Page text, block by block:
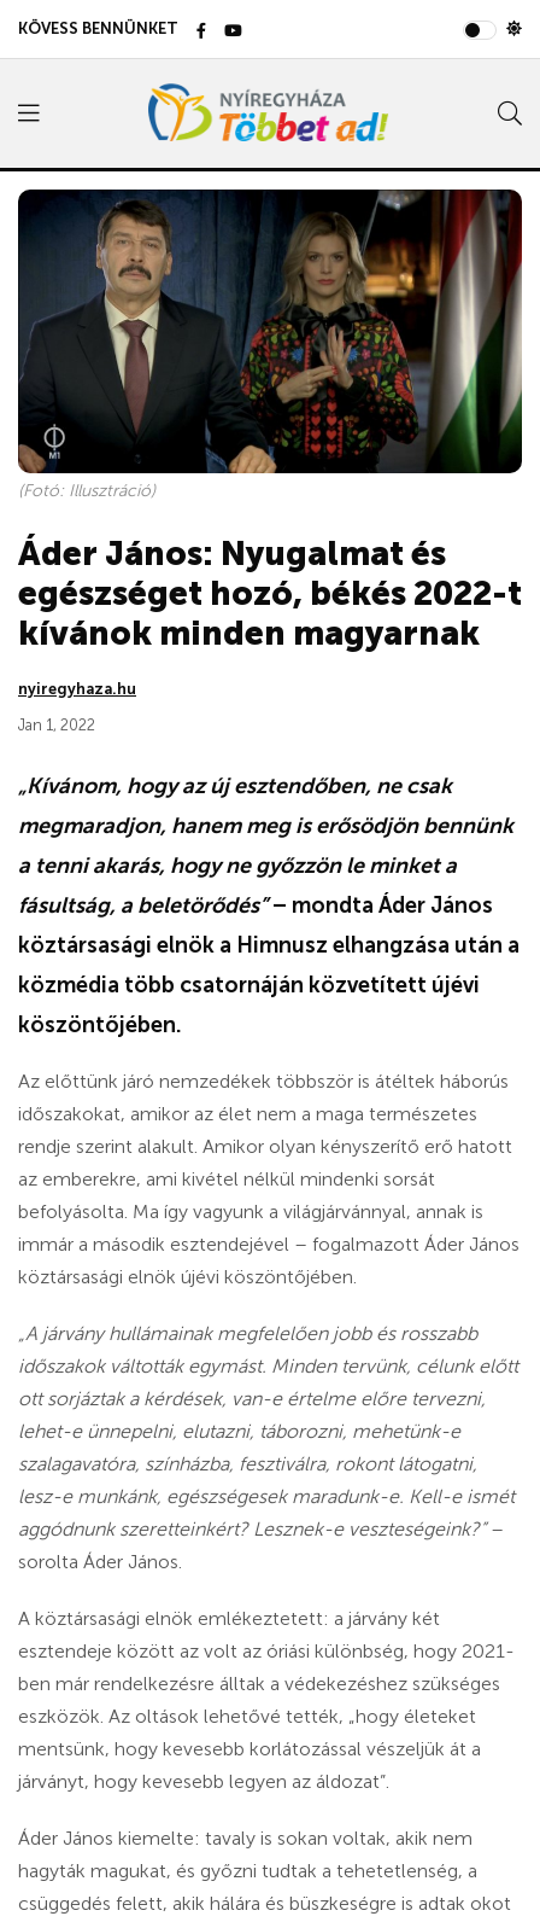
KÖVESS BENNÜNKET
(Fotó: Illusztráció)
Áder János: Nyugalmat és
egészséget hozó, békés 2022-t
kívánok minden magyarnak
nyiregyhaza.hu
Jan 1, 2022
„Kívánom, hogy az új esztendőben, ne csak
megmaradjon, hanem meg is erősödjön bennünk
a tenni akarás, hogy ne győzzön le minket a
fásultság, a beletörődés”– mondta Áder János
köztársasági elnök a Himnusz elhangzása után a
közmédia több csatornáján közvetített újévi
köszöntőjében.
Az előttünk járó nemzedékek többször is átéltek háborús
időszakokat, amikor az élet nem a maga természetes
rendje szerint alakult. Amikor olyan kényszerítő erő hatott
az emberekre, ami kivétel nélkül mindenki sorsát
befolyásolta. Ma így vagyunk a világjárvánnyal, annak is
immár a második esztendejével – fogalmazott Áder János
köztársasági elnök újévi köszöntőjében.
„A járvány hullámainak megfelelően jobb és rosszabb
időszakok váltották egymást. Minden tervünk, célunk előtt
ott sorjáztak a kérdések, van-e értelme előre tervezni,
lehet-e ünnepelni, elutazni, táborozni, mehetünk-e
szalagavatóra, színházba, fesztiválra, rokont látogatni,
lesz-e munkánk, egészségesek maradunk-e. Kell-e ismét
aggódnunk szeretteinkért? Lesznek-e veszteségeink?”–
sorolta Áder János.
A köztársasági elnök emlékeztetett: a járvány két
esztendeje között az volt az óriási különbség, hogy 2021-
ben már rendelkezésre álltak a védekezéshez szükséges
eszközök. Az oltások lehetővé tették, „hogy életeket
mentsünk, hogy kevesebb korlátozással vészeljük át a
járványt, hogy kevesebb legyen az áldozat”.
Áder János kiemelte: tavaly is sokan voltak, akik nem
hagyták magukat, és győzni tudtak a tehetetlenség, a
csüggedés felett, akik hálára és büszkeségre is adtak okot